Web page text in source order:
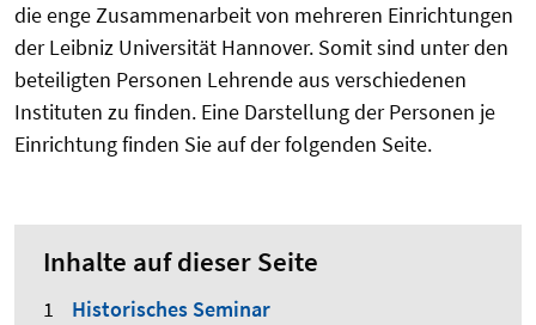
die enge Zusammenarbeit von mehreren Einrichtungen
der Leibniz Universität Hannover. Somit sind unter den
beteiligten Personen Lehrende aus verschiedenen
Instituten zu finden. Eine Darstellung der Personen je
Einrichtung finden Sie auf der folgenden Seite.
Inhalte auf dieser Seite
Historisches Seminar